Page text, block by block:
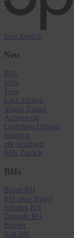
Neu Zurück
Neu
BHs
Slips
Tops
Lace Edition
Young Basics
Activewear
Cashmere Dreams
Bambou
alle anzeigen
BHs Zurück
BHs
Bügel BH
BH ohne Bügel
Schalen BH
Triangle BH
Bustier
Soft BH